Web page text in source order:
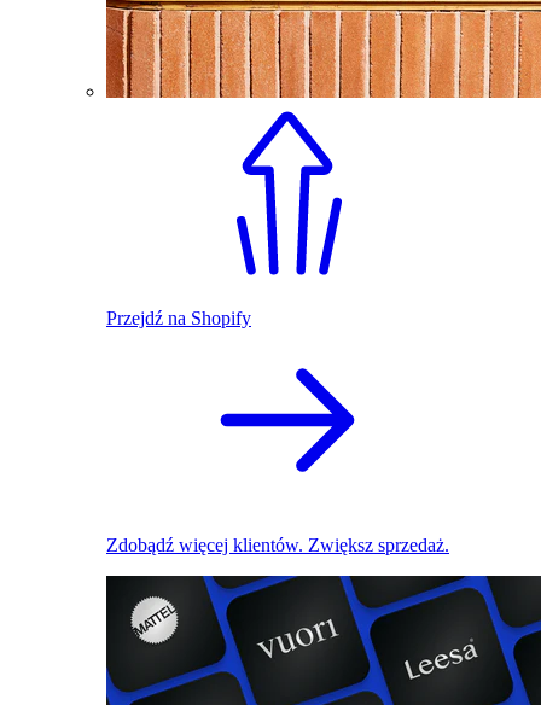
Przejdź na Shopify
Zdobądź więcej klientów. Zwiększ sprzedaż.